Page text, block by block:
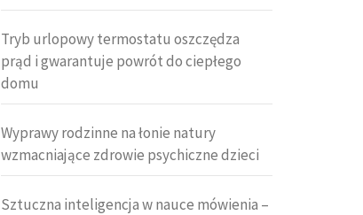
Tryb urlopowy termostatu oszczędza
prąd i gwarantuje powrót do ciepłego
domu
Wyprawy rodzinne na łonie natury
wzmacniające zdrowie psychiczne dzieci
Sztuczna inteligencja w nauce mówienia –